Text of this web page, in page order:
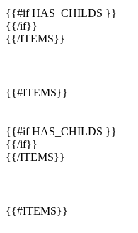
{{#if HAS_CHILDS }}
{{/if}}
{{/ITEMS}}
{{#ITEMS}}
{{#if HAS_CHILDS }}
{{/if}}
{{/ITEMS}}
{{#ITEMS}}